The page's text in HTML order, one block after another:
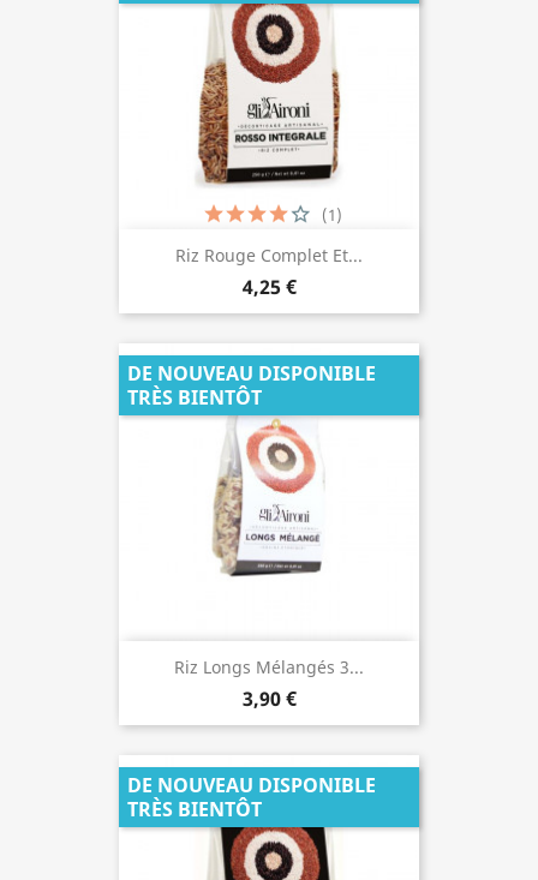
Riz Rouge Complet Et...
4,25 €
(1)
Riz Longs Mélangés 3...
3,90 €
DE NOUVEAU DISPONIBLE
TRÈS BIENTÔT
DE NOUVEAU DISPONIBLE
TRÈS BIENTÔT